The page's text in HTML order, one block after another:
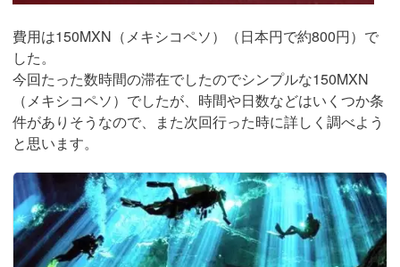
費用は150MXN（メキシコペソ）（日本円で約800円）で
した。
今回たった数時間の滞在でしたのでシンプルな150MXN
（メキシコペソ）でしたが、時間や日数などはいくつか条
件がありそうなので、また次回行った時に詳しく調べよう
と思います。